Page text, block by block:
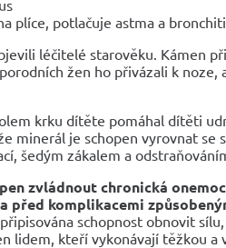
plíce, potlačuje astma a
léčitelé starověku. Kámen
žen ho přivázali k noze,
krku dítěte pomáhal dítěti
minerál je schopen vyrovnat se
šedým zákalem a
zvládnout chronická
před komplikacemi
schopnost obnovit
lidem, kteří vykonávají těžkou a